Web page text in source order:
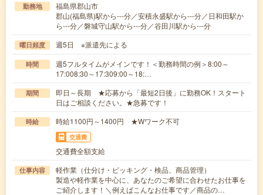
勤務地
福島県郡山市
郡山(福島県)駅から---分／安積永盛駅から---分／日和田駅か
ら---分／磐城守山駅から---分／谷田川駅から---分
曜日頻度 週5日 ※派遣先による
時間
週5フルタイムがメインです！＜勤務時間の例＞8:00～
17:008:30～17:309:00～18:…
期間
即日～長期 ★応募から「最短2日後」に勤務OK！スタート
日はご相談ください。★急募です！
時給 時給1100円～1400円 ★Wワーク不可
交通費
交通費全額支給
仕事内容
軽作業（仕分け・ピッキング・検品、商品管理）
製造や軽作業を中心に、あなたのご希望に合わせたお仕事を
ご紹介します！＼例えばこんなお仕事です／商品の…